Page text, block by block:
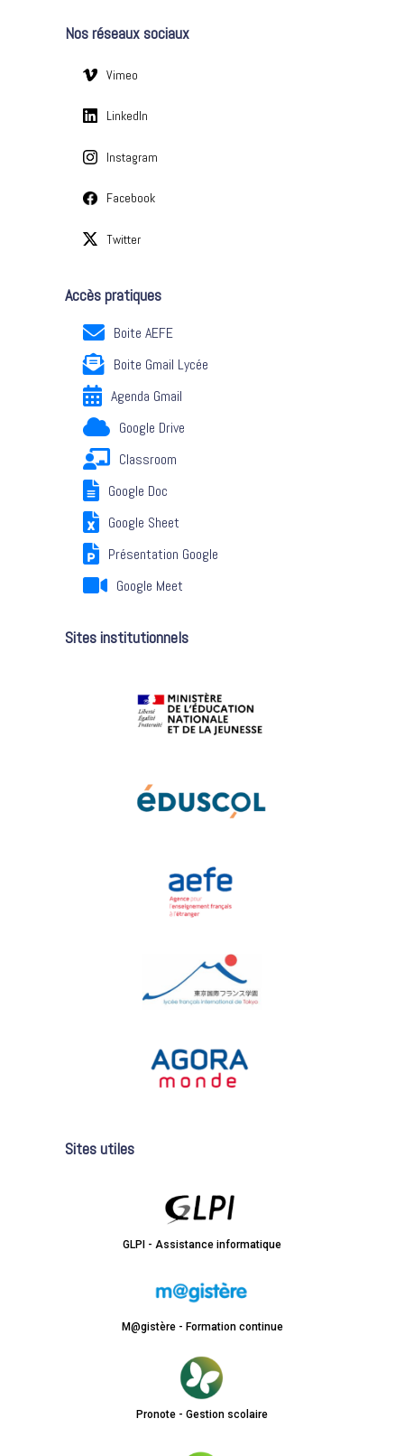
e
Nos réseaux sociaux
Vimeo
LinkedIn
Instagram
Facebook
Twitter
Accès pratiques
Boite AEFE
Boite Gmail Lycée
Agenda Gmail
Google Drive
Classroom
Google Doc
Google Sheet
Présentation Google
Google Meet
Sites institutionnels
Sites utiles
GLPI - Assistance informatique
M@gistère - Formation continue
Pronote - Gestion scolaire